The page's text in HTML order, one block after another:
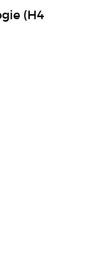
(H4